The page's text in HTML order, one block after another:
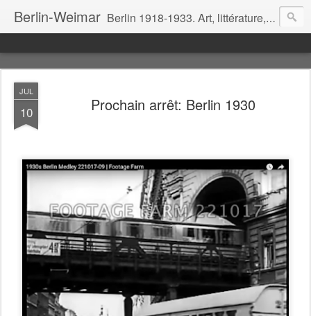
Berlin-Weimar Berlin 1918-1933. Art, littérature, cinéma, théâtre, politique, mœurs.
JUL
10 Prochain arrêt: Berlin 1930